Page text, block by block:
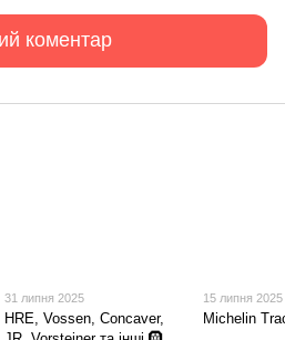
коментар
31 липня 2025
HRE, Vossen, Concaver,
15 липня 2025
Michelin